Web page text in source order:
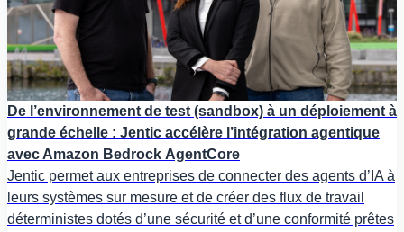
De l’environnement de test (sandbox) à un déploiement à
grande échelle : Jentic accélère l’intégration agentique
avec Amazon Bedrock AgentCore
Jentic permet aux entreprises de connecter des agents d’IA à
leurs systèmes sur mesure et de créer des flux de travail
déterministes dotés d’une sécurité et d’une conformité prêtes